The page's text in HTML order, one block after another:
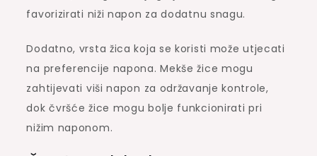
favorizirati niži napon za dodatnu snagu.
Dodatno, vrsta žica koja se koristi može utjecati
na preferencije napona. Mekše žice mogu
zahtijevati viši napon za održavanje kontrole,
dok čvršće žice mogu bolje funkcionirati pri
nižim naponom.